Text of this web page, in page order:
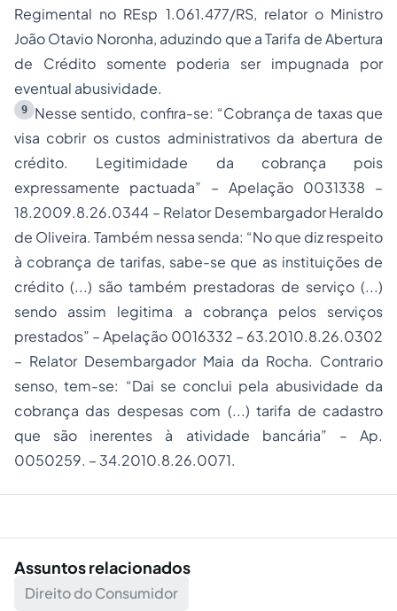
Regimental no REsp 1.061.477/RS, relator o Ministro
João Otavio Noronha, aduzindo que a Tarifa de Abertura
de Crédito somente poderia ser impugnada por
eventual abusividade.
9
Nesse sentido, confira-se: “Cobrança de taxas que
visa cobrir os custos administrativos da abertura de
crédito. Legitimidade da cobrança pois
expressamente pactuada” – Apelação 0031338 –
18.2009.8.26.0344 – Relator Desembargador Heraldo
de Oliveira. Também nessa senda: “No que diz respeito
à cobrança de tarifas, sabe-se que as instituições de
crédito (...) são também prestadoras de serviço (...)
sendo assim legitima a cobrança pelos serviços
prestados” – Apelação 0016332 – 63.2010.8.26.0302
– Relator Desembargador Maia da Rocha. Contrario
senso, tem-se: “Dai se conclui pela abusividade da
cobrança das despesas com (...) tarifa de cadastro
que são inerentes à atividade bancária” – Ap.
0050259. – 34.2010.8.26.0071.
Assuntos relacionados
Direito do Consumidor